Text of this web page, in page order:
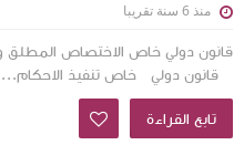
منذ 6 سنة تقريبا
قانون دولي خاص الاختصاص المطلق
قانون دولي خاص تنفيذ الاحكام...
تابع القراءة